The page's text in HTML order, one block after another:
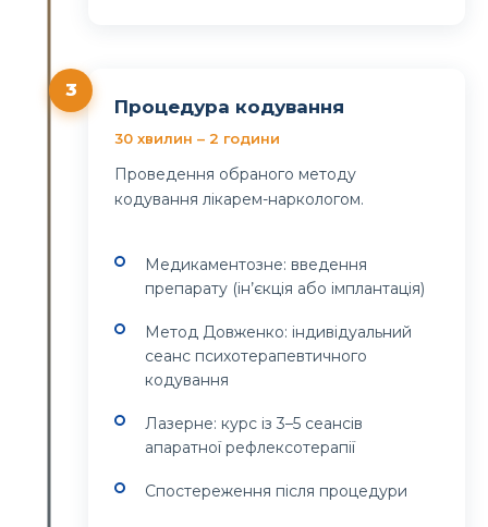
3
Процедура кодування
30 хвилин – 2 години
Проведення обраного методу
кодування лікарем-наркологом.
Медикаментозне: введення
препарату (ін’єкція або імплантація)
Метод Довженко: індивідуальний
сеанс психотерапевтичного
кодування
Лазерне: курс із 3–5 сеансів
апаратної рефлексотерапії
Спостереження після процедури